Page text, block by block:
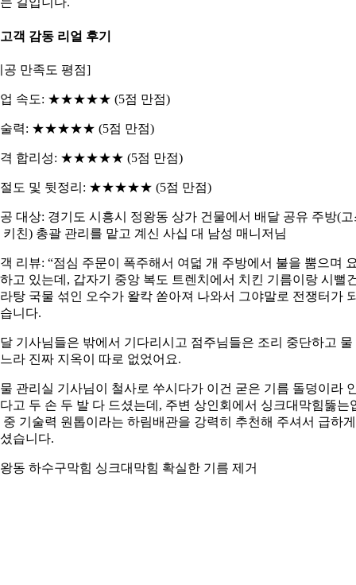
객 감동 리얼 후기
공 만족도 평점]
속도: ★★★★★ (5점 만점)
력: ★★★★★ (5점 만점)
합리성: ★★★★★ (5점 만점)
도 및 뒷정리: ★★★★★ (5점 만점)
대상: 경기도 시흥시 정왕동 상가 건물에서 배달 공유 주방(고
키친) 총괄 관리를 맡고 계신 사십 대 남성 매니저님
리뷰: “점심 주문이 폭주해서 여덟 개 주방에서 불을 뿜으며
고 있는데, 갑자기 중앙 복도 트렌치에서 치킨 기름이랑 시뻘
탕 국물 섞인 오수가 왈칵 쏟아져 나와서 그야말로 전쟁터가
니다.
기사님들은 밖에서 기다리시고 점주님들은 조리 중단하고 물
라 진짜 지옥이 따로 없었어요.
관리실 기사님이 철사로 쑤시다가 이건 굳은 기름 돌덩이라
고 두 손 두 발 다 드셨는데, 주변 상인회에서 싱크대막힘뚫는
중 기술력 원톱이라는 하림배관을 강력히 추천해 주셔서 급하게
습니다.
동 하수구막힘 싱크대막힘 확실한 기름 제거